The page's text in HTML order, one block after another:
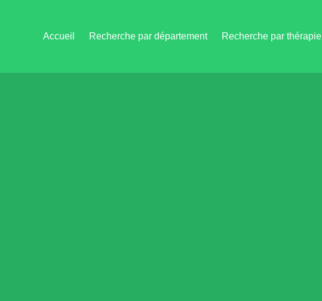
Accueil Recherche par département Recherche par thérapie